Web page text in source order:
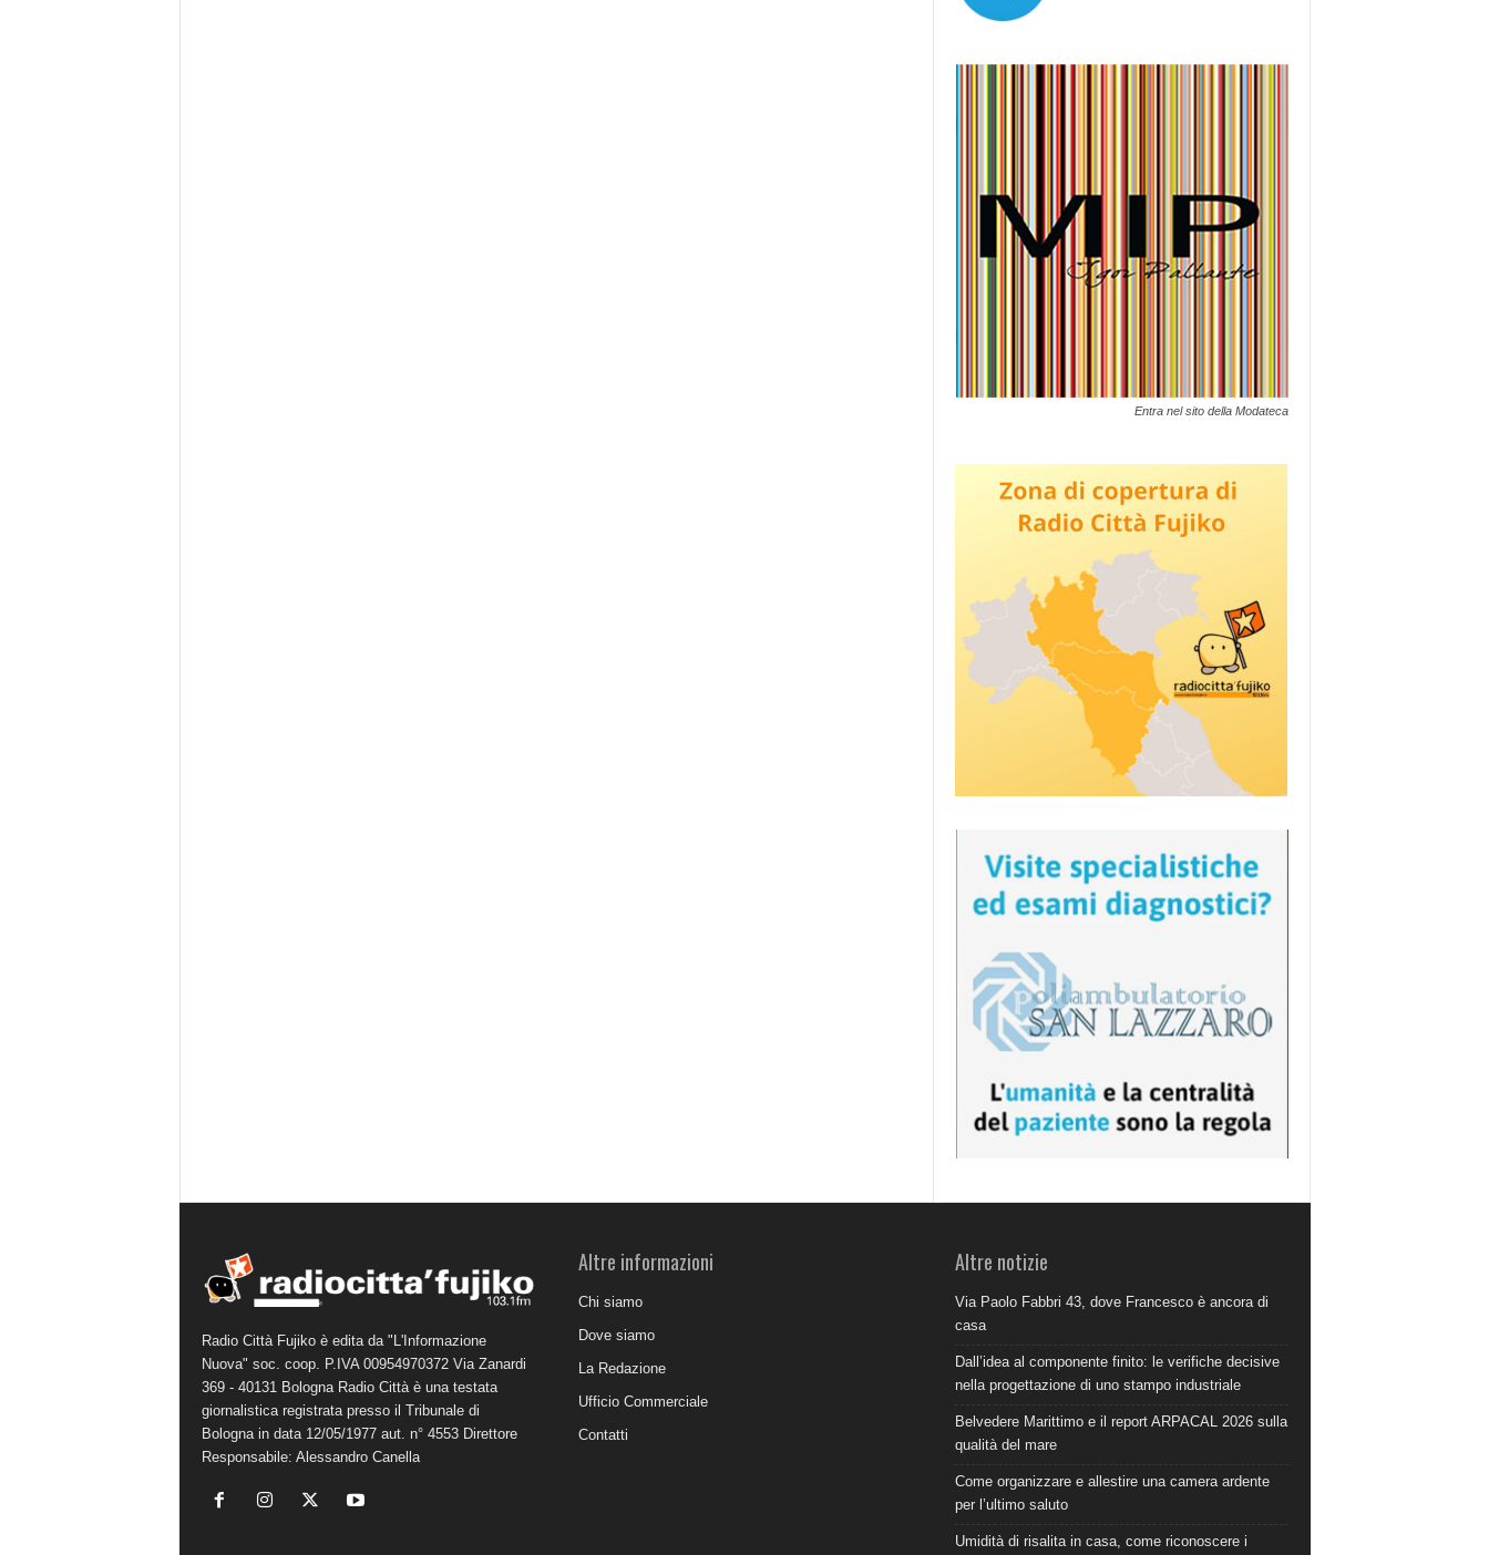
Entra nel sito della Modateca
Radio Città Fujiko è edita da "L'Informazione
Nuova" soc. coop. P.IVA 00954970372 Via Zanardi
369 - 40131 Bologna Radio Città è una testata
giornalistica registrata presso il Tribunale di
Bologna in data 12/05/1977 aut. n° 4553 Direttore
Responsabile: Alessandro Canella
Altre informazioni
Chi siamo
Dove siamo
La Redazione
Ufficio Commerciale
Contatti
Altre notizie
Via Paolo Fabbri 43, dove Francesco è ancora di
casa
Dall’idea al componente finito: le verifiche decisive
nella progettazione di uno stampo industriale
Belvedere Marittimo e il report ARPACAL 2026 sulla
qualità del mare
Come organizzare e allestire una camera ardente
per l’ultimo saluto
Umidità di risalita in casa, come riconoscere i